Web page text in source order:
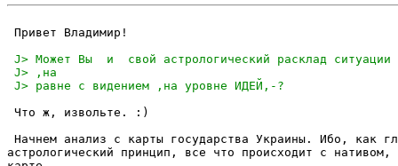
Привет Владимир!
Что ж, извольте. :)
Начнем анализ с карты государства Украины. Ибо, как
астрологический принцип, все что происходит с